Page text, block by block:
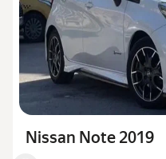
Nissan Note 2019